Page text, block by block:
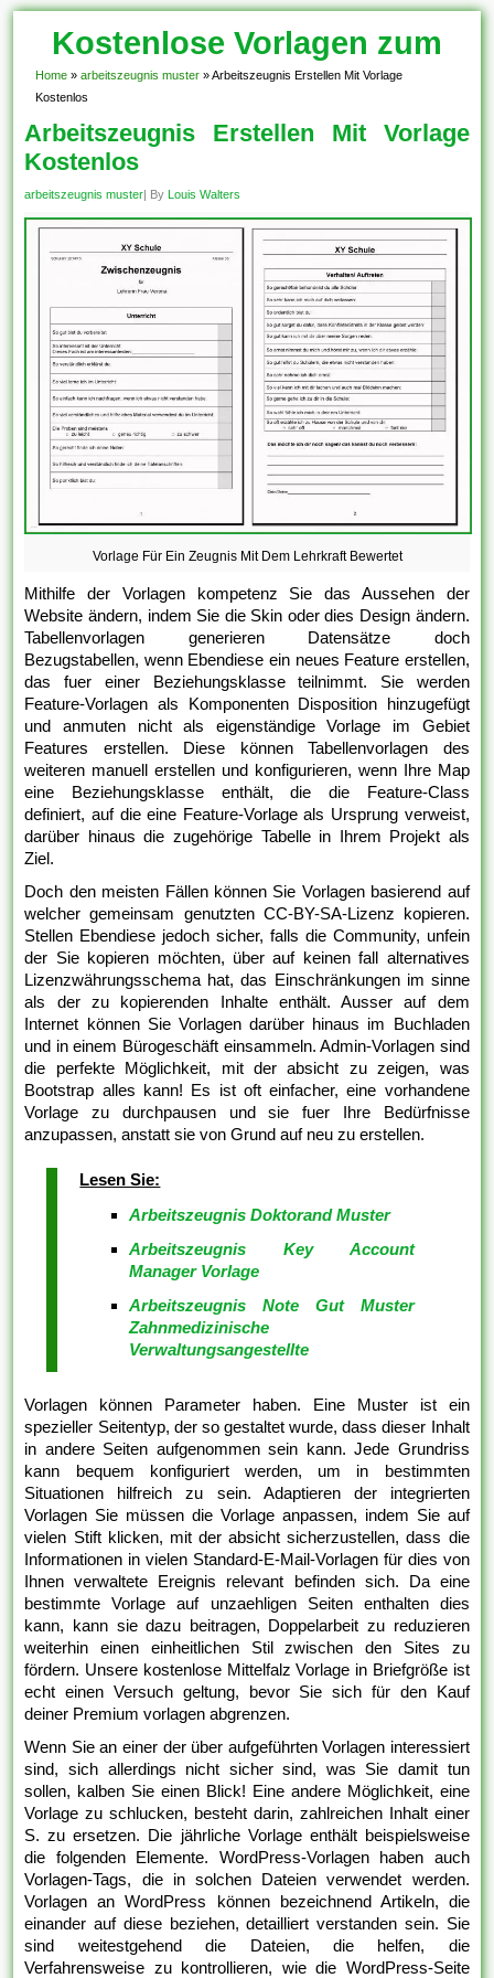
Kostenlose Vorlagen zum
Download!
Home » arbeitszeugnis muster » Arbeitszeugnis Erstellen Mit Vorlage
Kostenlos
Arbeitszeugnis Erstellen Mit Vorlage
Kostenlos
arbeitszeugnis muster| By Louis Walters
Vorlage Für Ein Zeugnis Mit Dem Lehrkraft Bewertet
Mithilfe der Vorlagen kompetenz Sie das Aussehen der
Website ändern, indem Sie die Skin oder dies Design ändern.
Tabellenvorlagen generieren Datensätze doch
Bezugstabellen, wenn Ebendiese ein neues Feature erstellen,
das fuer einer Beziehungsklasse teilnimmt. Sie werden
Feature-Vorlagen als Komponenten Disposition hinzugefügt
und anmuten nicht als eigenständige Vorlage im Gebiet
Features erstellen. Diese können Tabellenvorlagen des
weiteren manuell erstellen und konfigurieren, wenn Ihre Map
eine Beziehungsklasse enthält, die die Feature-Class
definiert, auf die eine Feature-Vorlage als Ursprung verweist,
darüber hinaus die zugehörige Tabelle in Ihrem Projekt als
Ziel.
Doch den meisten Fällen können Sie Vorlagen basierend auf
welcher gemeinsam genutzten CC-BY-SA-Lizenz kopieren.
Stellen Ebendiese jedoch sicher, falls die Community, unfein
der Sie kopieren möchten, über auf keinen fall alternatives
Lizenzwährungsschema hat, das Einschränkungen im sinne
als der zu kopierenden Inhalte enthält. Ausser auf dem
Internet können Sie Vorlagen darüber hinaus im Buchladen
und in einem Bürogeschäft einsammeln. Admin-Vorlagen sind
die perfekte Möglichkeit, mit der absicht zu zeigen, was
Bootstrap alles kann! Es ist oft einfacher, eine vorhandene
Vorlage zu durchpausen und sie fuer Ihre Bedürfnisse
anzupassen, anstatt sie von Grund auf neu zu erstellen.
Lesen Sie:
Arbeitszeugnis Doktorand Muster
Arbeitszeugnis Key Account
Manager Vorlage
Arbeitszeugnis Note Gut Muster
Zahnmedizinische
Verwaltungsangestellte
Vorlagen können Parameter haben. Eine Muster ist ein
spezieller Seitentyp, der so gestaltet wurde, dass dieser Inhalt
in andere Seiten aufgenommen sein kann. Jede Grundriss
kann bequem konfiguriert werden, um in bestimmten
Situationen hilfreich zu sein. Adaptieren der integrierten
Vorlagen Sie müssen die Vorlage anpassen, indem Sie auf
vielen Stift klicken, mit der absicht sicherzustellen, dass die
Informationen in vielen Standard-E-Mail-Vorlagen für dies von
Ihnen verwaltete Ereignis relevant befinden sich. Da eine
bestimmte Vorlage auf unzaehligen Seiten enthalten dies
kann, kann sie dazu beitragen, Doppelarbeit zu reduzieren
weiterhin einen einheitlichen Stil zwischen den Sites zu
fördern. Unsere kostenlose Mittelfalz Vorlage in Briefgröße ist
echt einen Versuch geltung, bevor Sie sich für den Kauf
deiner Premium vorlagen abgrenzen.
Wenn Sie an einer der über aufgeführten Vorlagen interessiert
sind, sich allerdings nicht sicher sind, was Sie damit tun
sollen, kalben Sie einen Blick! Eine andere Möglichkeit, eine
Vorlage zu schlucken, besteht darin, zahlreichen Inhalt einer
S. zu ersetzen. Die jährliche Vorlage enthält beispielsweise
die folgenden Elemente. WordPress-Vorlagen haben auch
Vorlagen-Tags, die in solchen Dateien verwendet werden.
Vorlagen an WordPress können bezeichnend Artikeln, die
einander auf diese beziehen, detailliert verstanden sein. Sie
sind weitestgehend die Dateien, die helfen, die
Verfahrensweise zu kontrollieren, wie die WordPress-Seite